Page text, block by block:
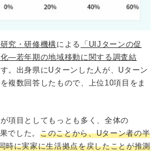
究・研修機構による 「UIJターンの促
―若年期の地域移動に関する調査結
。出身県にUターンした人が、Uターン
複数回答したもので、上位10項目をま
が項目としてもっとも多く、全体の
でした。このことから、Uターン者の半
時に実家に生活拠点を戻したことが推測